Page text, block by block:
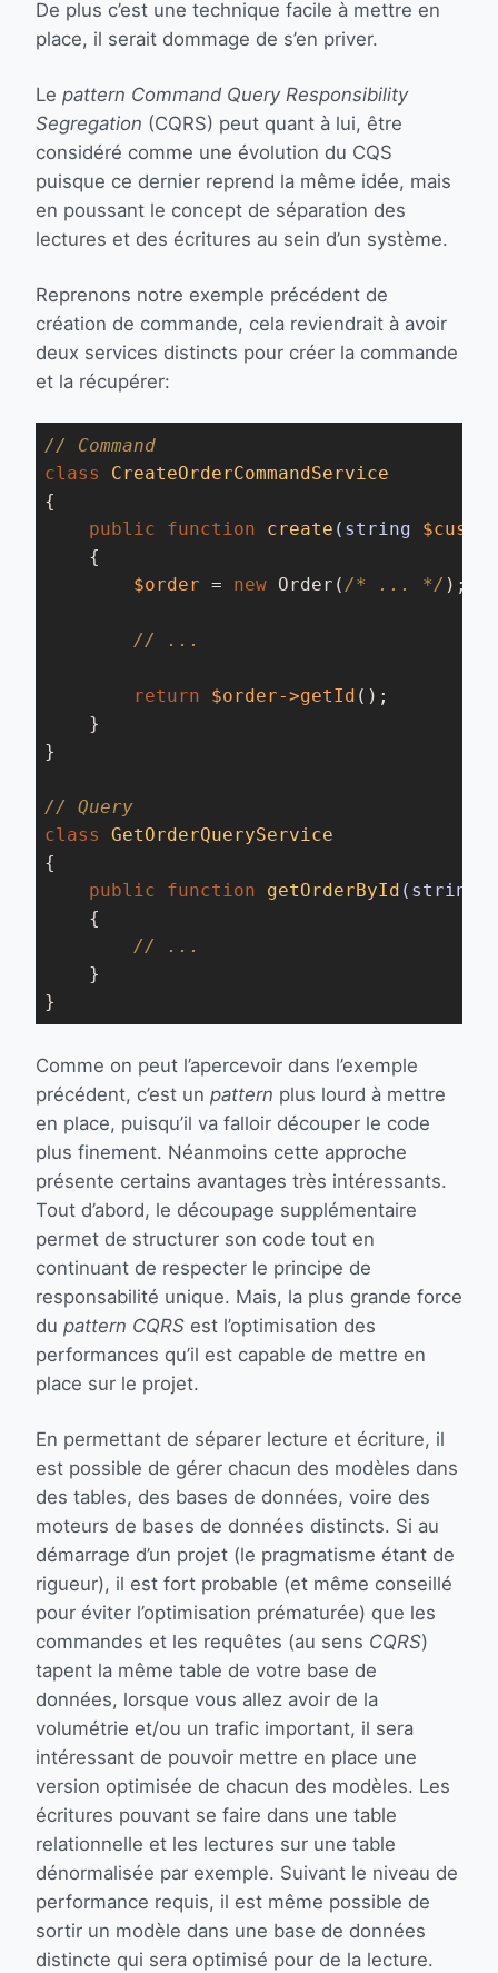
De plus c’est une technique facile à mettre en
place, il serait dommage de s’en priver.
Le pattern Command Query Responsibility
Segregation (CQRS) peut quant à lui, être
considéré comme une évolution du CQS
puisque ce dernier reprend la même idée, mais
en poussant le concept de séparation des
lectures et des écritures au sein d’un système.
Reprenons notre exemple précédent de
création de commande, cela reviendrait à avoir
deux services distincts pour créer la commande
et la récupérer:
// Command
class
CreateOrderCommandService
{
public
function create (string
{
$order = new Order( /* ... */ );
// ...
return $order->getId ();
    }
}
// Query
class
GetOrderQueryService
{
public
function getOrderById (string
{
// ...
    }
}
Comme on peut l’apercevoir dans l’exemple
précédent, c’est un pattern plus lourd à mettre
en place, puisqu’il va falloir découper le code
plus finement. Néanmoins cette approche
présente certains avantages très intéressants.
Tout d’abord, le découpage supplémentaire
permet de structurer son code tout en
continuant de respecter le principe de
responsabilité unique. Mais, la plus grande force
du pattern CQRS est l’optimisation des
performances qu’il est capable de mettre en
place sur le projet.
En permettant de séparer lecture et écriture, il
est possible de gérer chacun des modèles dans
des tables, des bases de données, voire des
moteurs de bases de données distincts. Si au
démarrage d’un projet (le pragmatisme étant de
rigueur), il est fort probable (et même conseillé
pour éviter l’optimisation prématurée) que les
commandes et les requêtes (au sens CQRS)
tapent la même table de votre base de
données, lorsque vous allez avoir de la
volumétrie et/ou un trafic important, il sera
intéressant de pouvoir mettre en place une
version optimisée de chacun des modèles. Les
écritures pouvant se faire dans une table
relationnelle et les lectures sur une table
dénormalisée par exemple. Suivant le niveau de
performance requis, il est même possible de
sortir un modèle dans une base de données
distincte qui sera optimisé pour de la lecture.